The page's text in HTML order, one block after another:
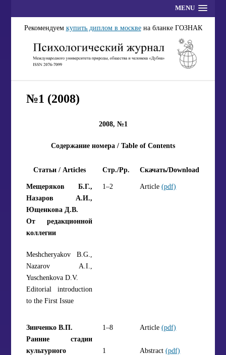
MENU
Рекомендуем купить диплом в москвена бланке ГОЗНАК
№1 (2008)
2008, №1
Содержание номера / Table of Contents
Статьи / Articles Стр./Pp. Скачать/Download
Мещеряков Б.Г.,
Назаров А.И.,
Ющенкова Д.В.
От редакционной
коллегии
Meshcheryakov B.G.,
Nazarov A.I.,
Yuschenkova D.V.
Editorial introduction
to the First Issue
1–2 Article(pdf)
Зинченко В.П.
Ранние стадии
культурного
1–8
1
Article(pdf)
Abstract(pdf)